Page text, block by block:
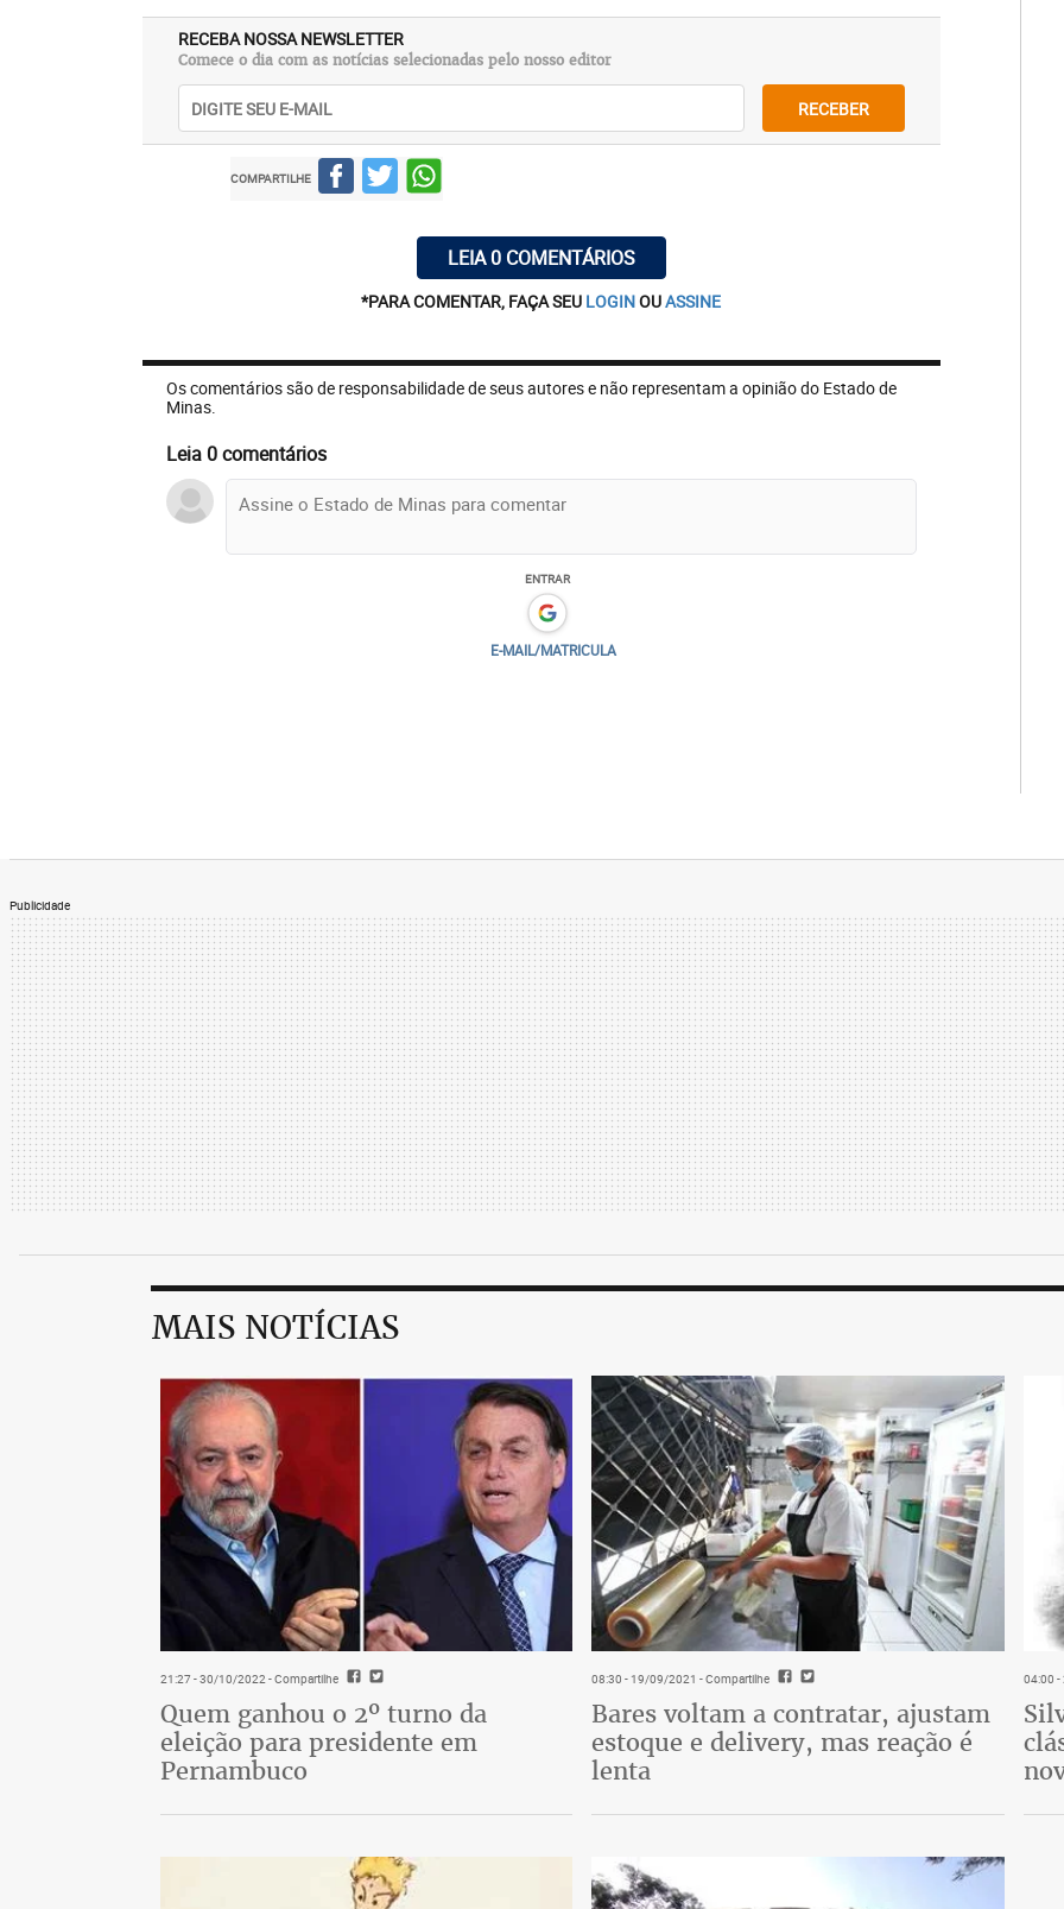
RECEBA NOSSA NEWSLETTER
Comece o dia com as notícias selecionadas pelo nosso editor
RECEBER
COMPARTILHE
LEIA 0 COMENTÁRIOS
*PARA COMENTAR, FAÇA SEU LOGINOUASSINE
Os comentários são de responsabilidade de seus autores e não representam a opinião do Estado de
Minas.
Leia 0 comentários
ENTRAR
E-MAIL/MATRICULA
Publicidade
MAIS NOTÍCIAS
21:27 - 30/10/2022- Compartilhe
Quem ganhou o 2º turno da
eleição para presidente em
Pernambuco
08:30 - 19/09/2021 - Compartilhe
Bares voltam a contratar, ajustam
estoque e delivery, mas reação é
lenta
04:00